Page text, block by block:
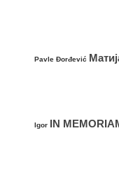
Pavle Đorđević
Igor IN